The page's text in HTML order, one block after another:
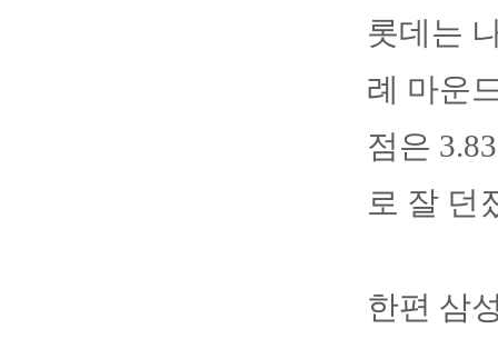
롯데는
례 마운
점은
로 잘 던
한편 삼